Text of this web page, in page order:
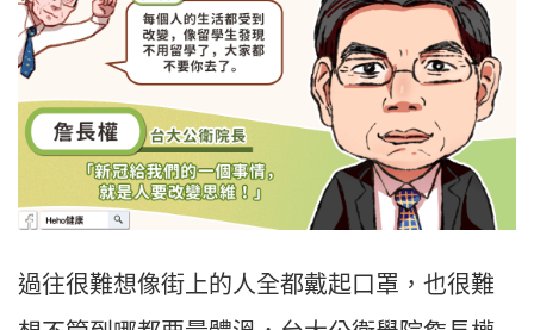
過往很難想像街上的人全都戴起口罩，也很難